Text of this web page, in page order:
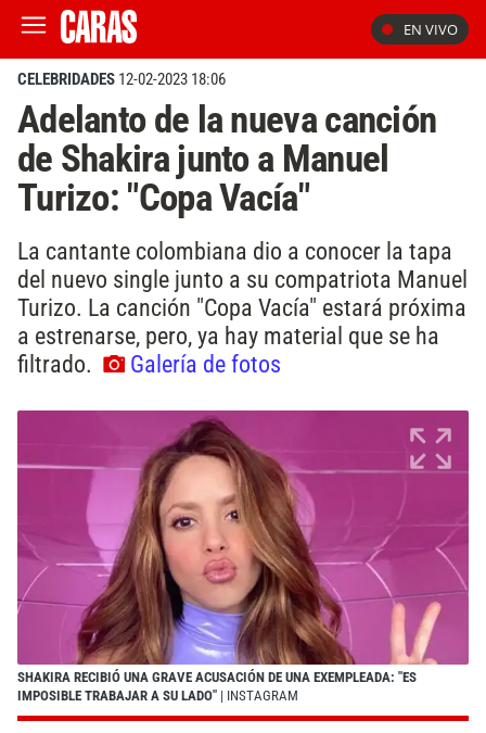
EN VIVO
CELEBRIDADES 12-02-2023 18:06
Adelanto de la nueva canción
de Shakira junto a Manuel
Turizo: "Copa Vacía"
La cantante colombiana dio a conocer la tapa
del nuevo single junto a su compatriota Manuel
Turizo. La canción "Copa Vacía" estará próxima
a estrenarse, pero, ya hay material que se ha
filtrado.
Galería de fotos
SHAKIRA RECIBIÓ UNA GRAVE ACUSACIÓN DE UNA EXEMPLEADA: "ES
IMPOSIBLE TRABAJAR A SU LADO" | INSTAGRAM